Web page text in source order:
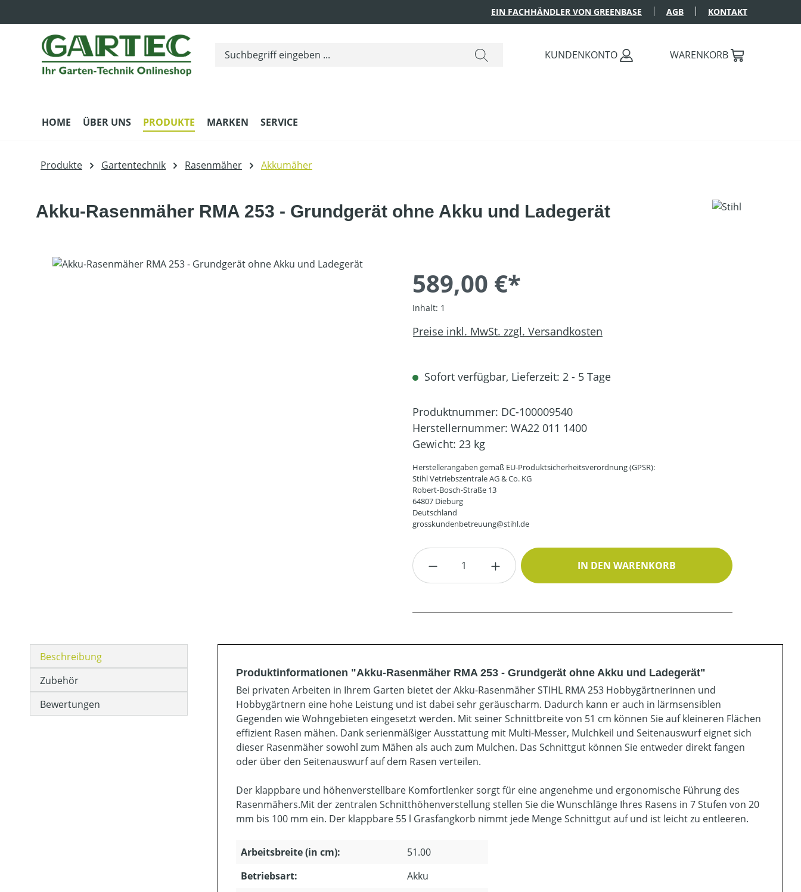
EIN FACHHÄNDLER VON GREENBASE AGB KONTAKT
KUNDENKONTO WARENKORB
HOME ÜBER UNS PRODUKTE MARKEN SERVICE
Produkte Gartentechnik Rasenmäher Akkumäher
Akku-Rasenmäher RMA 253 - Grundgerät ohne Akku und Ladegerät
Bildergalerie überspringen
589,00 €*
Inhalt: 1
Preise inkl. MwSt. zzgl. Versandkosten
Sofort verfügbar, Lieferzeit: 2 - 5 Tage
Produktnummer: DC-100009540
Herstellernummer: WA22 011 1400
Gewicht: 23 kg
Herstellerangaben gemäß EU-Produktsicherheitsverordnung (GPSR):
Stihl Vetriebszentrale AG & Co. KG
Robert-Bosch-Straße 13
64807 Dieburg
Deutschland
grosskundenbetreuung@stihl.de
Produkt Anzahl: Gib den gewünschten Wert ein oder
IN DEN WARENKORB
Beschreibung
Zubehör
Bewertungen
Produktinformationen "Akku-Rasenmäher RMA 253 - Grundgerät ohne Akku und Ladegerät"
Bei privaten Arbeiten in Ihrem Garten bietet der Akku-Rasenmäher STIHL RMA 253 Hobbygärtnerinnen und
Hobbygärtnern eine hohe Leistung und ist dabei sehr geräuscharm. Dadurch kann er auch in lärmsensiblen
Gegenden wie Wohngebieten eingesetzt werden. Mit seiner Schnittbreite von 51 cm können Sie auf kleineren Flächen
effizient Rasen mähen. Dank serienmäßiger Ausstattung mit Multi-Messer, Mulchkeil und Seitenauswurf eignet sich
dieser Rasenmäher sowohl zum Mähen als auch zum Mulchen. Das Schnittgut können Sie entweder direkt fangen
oder über den Seitenauswurf auf dem Rasen verteilen.
Der klappbare und höhenverstellbare Komfortlenker sorgt für eine angenehme und ergonomische Führung des
Rasenmähers.Mit der zentralen Schnitthöhenverstellung stellen Sie die Wunschlänge Ihres Rasens in 7 Stufen von 20
mm bis 100 mm ein. Der klappbare 55 l Grasfangkorb nimmt jede Menge Schnittgut auf und ist leicht zu entleeren.
Arbeitsbreite (in cm):
51.00
Betriebsart:
Akku